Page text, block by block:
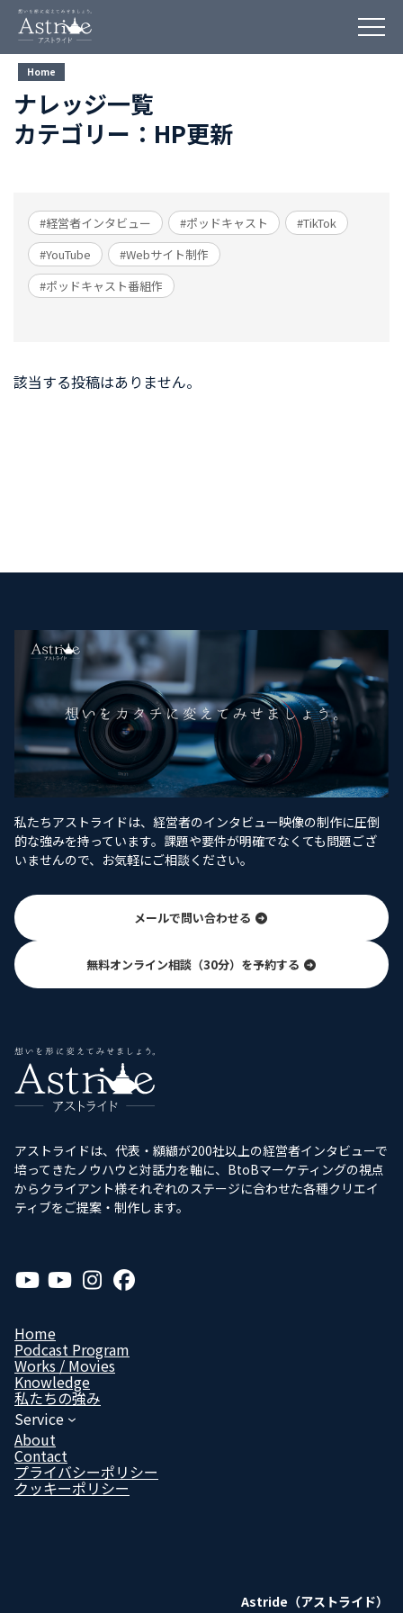
Home
ナレッジ一覧
カテゴリー：HP更新
#経営者インタビュー #ポッドキャスト
#TikTok
#YouTube
#Webサイト制作
#ポッドキャスト番組作
該当する投稿はありません。
私たちアストライドは、経営者のインタビュー映像の制作に圧倒
的な強みを持っています。課題や要件が明確でなくても問題ござ
いませんので、お気軽にご相談ください。
メールで問い合わせる
無料オンライン相談（30分）を予約する
アストライドは、代表・纐纈が200社以上の経営者インタビューで
培ってきたノウハウと対話力を軸に、BtoBマーケティングの視点
からクライアント様それぞれのステージに合わせた各種クリエイ
ティブをご提案・制作します。
ア
イ
リ
ン
ク
ア
イ
リ
ン
ク
ア
イ
ン
ク
ア
イ
ン
ク
Home
Podcast Program
Works / Movies
Know­ledge
私たちの強み
Service
About
Contact
プライバシーポリシー
クッキーポリシー
Astride（アストライド）